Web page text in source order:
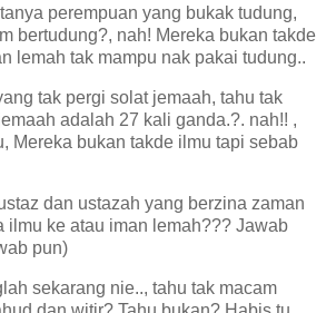
perempuan yang bukak tudung,
bertudung?, nah! Mereka bukan takde
lemah tak mampu nak pakai tudung..
tak pergi solat jemaah, tahu tak
adalah 27 kali ganda.?. nah!! ,
Mereka bukan takde ilmu tapi sebab
dan ustazah yang berzina zaman
ilmu ke atau iman lemah??? Jawab
pun)
sekarang nie.., tahu tak macam